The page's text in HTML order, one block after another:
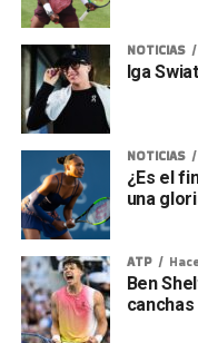
NOTICIAS
Iga
NOTICIAS
¿Es el
una
ATP
Ben
canchas